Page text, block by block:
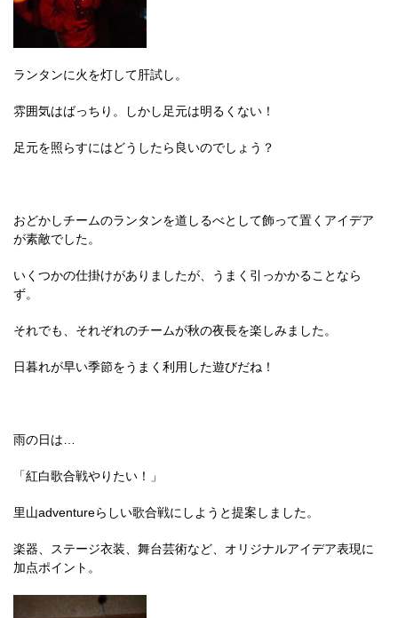
ランタンに火を灯して肝試し。
雰囲気はばっちり。しかし足元は明るくない！
足元を照らすにはどうしたら良いのでしょう？
おどかしチームのランタンを道しるべとして飾って置くアイデア
が素敵でした。
いくつかの仕掛けがありましたが、うまく引っかかることなら
ず。
それでも、それぞれのチームが秋の夜長を楽しみました。
日暮れが早い季節をうまく利用した遊びだね！
雨の日は…
「紅白歌合戦やりたい！」
里山adventureらしい歌合戦にしようと提案しました。
楽器、ステージ衣装、舞台芸術など、オリジナルアイデア表現に
加点ポイント。